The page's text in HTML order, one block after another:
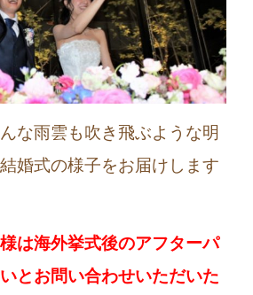
な雨雲も吹き飛ぶような明
婚式の様子をお届けします
は海外挙式後のアフターパ
とお問い合わせいただいた